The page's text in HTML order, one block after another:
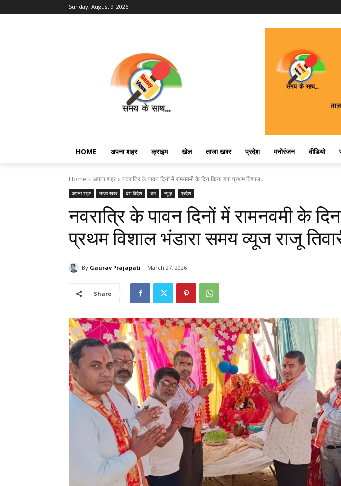
Sunday, August 9, 2026
HOME अपना शहर क्राइम खेल ताजा खबर प्रदेश मनोरंजन वीडियो
Home अपना शहर नवरात्रि के पावन दिनों में रामनवमी के दिन किया गया प्रथम विशाल...
अपना शहर ताजा खबर देश विदेश धर्म न्यूज़ प्रदेश
नवरात्रि के पावन दिनों में रामनवमी के
प्रथम विशाल भंडारा समय व्यूज राजू
By Gaurav Prajapati March 27, 2026
Share